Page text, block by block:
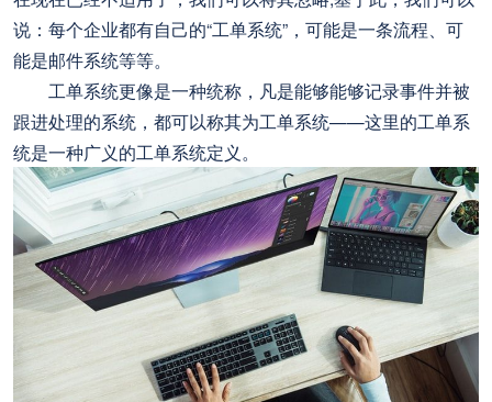
说：每个企业都有自己的“工单系统”，可能是一条流程、可
能是邮件系统等等。
工单系统更像是一种统称，凡是能够能够记录事件并被
跟进处理的系统，都可以称其为工单系统——这里的工单系
统是一种广义的工单系统定义。